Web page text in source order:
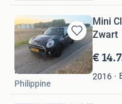
Bewaren
in
Mijn
Favorieten
Mini
Zwart
€
2016
Didier
Philippine